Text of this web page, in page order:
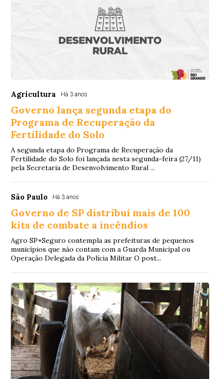
Agricultura Há 3 anos
Governo lança segunda etapa do
Programa de Recuperação da
Fertilidade do Solo
A segunda etapa do Programa de Recuperação da
Fertilidade do Solo foi lançada nesta segunda-feira (27/11)
pela Secretaria de Desenvolvimento Rural ...
São Paulo Há 3 anos
Governo de SP distribui mais de 100
kits de combate a incêndios
Agro SP+Seguro contempla as prefeituras de pequenos
municípios que não contam com a Guarda Municipal ou
Operação Delegada da Polícia Militar O post...